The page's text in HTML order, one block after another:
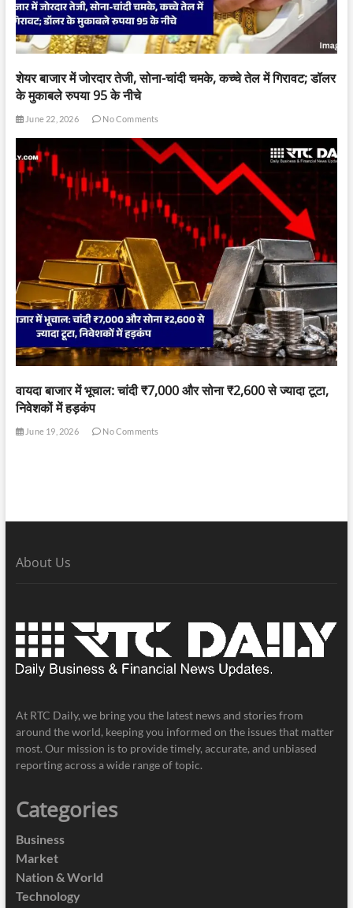
शेयर बाजार में जोरदार तेजी, सोना-चांदी चमके, कच्चे तेल में गिरावट; डॉलर
के मुकाबले रुपया 95 के नीचे
June 22, 2026 No Comments
वायदा बाजार में भूचाल: चांदी ₹7,000 और सोना ₹2,600 से ज्यादा टूटा,
निवेशकों में हड़कंप
June 19, 2026 No Comments
About Us
At RTC Daily, we bring you the latest news and stories from
around the world, keeping you informed on the issues that matter
most. Our mission is to provide timely, accurate, and unbiased
reporting across a wide range of topic.
Categories
Business
Market
Nation & World
Technology